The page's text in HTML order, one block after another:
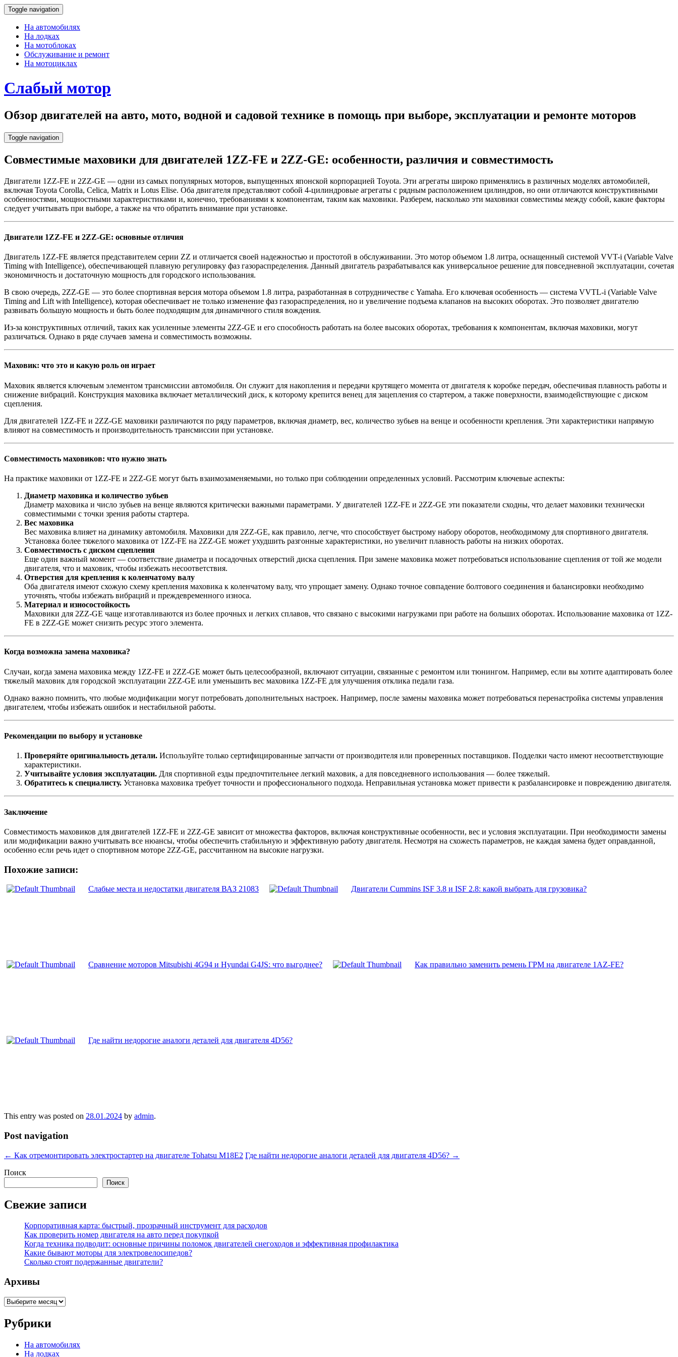
Toggle navigation
На автомобилях
На лодках
На мотоблоках
Обслуживание и ремонт
На мотоциклах
Слабый мотор
Обзор двигателей на авто, мото, водной и садовой технике в помощь при выборе, эксплуатации и ремонте моторов
Toggle navigation
Совместимые маховики для двигателей 1ZZ-FE и 2ZZ-GE: особенности, различия и совместимость
Двигатели 1ZZ-FE и 2ZZ-GE — одни из самых популярных моторов, выпущенных японской корпорацией Toyota. Эти агрегаты широко применялись в различных моделях автомобилей,
включая Toyota Corolla, Celica, Matrix и Lotus Elise. Оба двигателя представляют собой 4-цилиндровые агрегаты с рядным расположением цилиндров, но они отличаются конструктивными
особенностями, мощностными характеристиками и, конечно, требованиями к компонентам, таким как маховики. Разберем, насколько эти маховики совместимы между собой, какие факторы
следует учитывать при выборе, а также на что обратить внимание при установке.
Двигатели 1ZZ-FE и 2ZZ-GE: основные отличия
Двигатель 1ZZ-FE является представителем серии ZZ и отличается своей надежностью и простотой в обслуживании. Это мотор объемом 1.8 литра, оснащенный системой VVT-i (Variable Valve
Timing with Intelligence), обеспечивающей плавную регулировку фаз газораспределения. Данный двигатель разрабатывался как универсальное решение для повседневной эксплуатации, сочетая
экономичность и достаточную мощность для городского использования.
В свою очередь, 2ZZ-GE — это более спортивная версия мотора объемом 1.8 литра, разработанная в сотрудничестве с Yamaha. Его ключевая особенность — система VVTL-i (Variable Valve
Timing and Lift with Intelligence), которая обеспечивает не только изменение фаз газораспределения, но и увеличение подъема клапанов на высоких оборотах. Это позволяет двигателю
развивать большую мощность и быть более подходящим для динамичного стиля вождения.
Из-за конструктивных отличий, таких как усиленные элементы 2ZZ-GE и его способность работать на более высоких оборотах, требования к компонентам, включая маховики, могут
различаться. Однако в ряде случаев замена и совместимость возможны.
Маховик: что это и какую роль он играет
Маховик является ключевым элементом трансмиссии автомобиля. Он служит для накопления и передачи крутящего момента от двигателя к коробке передач, обеспечивая плавность работы и
снижение вибраций. Конструкция маховика включает металлический диск, к которому крепится венец для зацепления со стартером, а также поверхности, взаимодействующие с диском
сцепления.
Для двигателей 1ZZ-FE и 2ZZ-GE маховики различаются по ряду параметров, включая диаметр, вес, количество зубьев на венце и особенности крепления. Эти характеристики напрямую
влияют на совместимость и производительность трансмиссии при установке.
Совместимость маховиков: что нужно знать
На практике маховики от 1ZZ-FE и 2ZZ-GE могут быть взаимозаменяемыми, но только при соблюдении определенных условий. Рассмотрим ключевые аспекты:
Диаметр маховика и количество зубьев
Диаметр маховика и число зубьев на венце являются критически важными параметрами. У двигателей 1ZZ-FE и 2ZZ-GE эти показатели сходны, что делает маховики технически
совместимыми с точки зрения работы стартера.
Вес маховика
Вес маховика влияет на динамику автомобиля. Маховики для 2ZZ-GE, как правило, легче, что способствует быстрому набору оборотов, необходимому для спортивного двигателя.
Установка более тяжелого маховика от 1ZZ-FE на 2ZZ-GE может ухудшить разгонные характеристики, но увеличит плавность работы на низких оборотах.
Совместимость с диском сцепления
Еще один важный момент — соответствие диаметра и посадочных отверстий диска сцепления. При замене маховика может потребоваться использование сцепления от той же модели
двигателя, что и маховик, чтобы избежать несоответствия.
Отверстия для крепления к коленчатому валу
Оба двигателя имеют схожую схему крепления маховика к коленчатому валу, что упрощает замену. Однако точное совпадение болтового соединения и балансировки необходимо
уточнять, чтобы избежать вибраций и преждевременного износа.
Материал и износостойкость
Маховики для 2ZZ-GE чаще изготавливаются из более прочных и легких сплавов, что связано с высокими нагрузками при работе на больших оборотах. Использование маховика от 1ZZ-
FE в 2ZZ-GE может снизить ресурс этого элемента.
Когда возможна замена маховика?
Случаи, когда замена маховика между 1ZZ-FE и 2ZZ-GE может быть целесообразной, включают ситуации, связанные с ремонтом или тюнингом. Например, если вы хотите адаптировать более
тяжелый маховик для городской эксплуатации 2ZZ-GE или уменьшить вес маховика 1ZZ-FE для улучшения отклика педали газа.
Однако важно помнить, что любые модификации могут потребовать дополнительных настроек. Например, после замены маховика может потребоваться перенастройка системы управления
двигателем, чтобы избежать ошибок и нестабильной работы.
Рекомендации по выбору и установке
Проверяйте оригинальность детали. Используйте только сертифицированные запчасти от производителя или проверенных поставщиков. Подделки часто имеют несоответствующие
характеристики.
Учитывайте условия эксплуатации. Для спортивной езды предпочтительнее легкий маховик, а для повседневного использования — более тяжелый.
Обратитесь к специалисту. Установка маховика требует точности и профессионального подхода. Неправильная установка может привести к разбалансировке и повреждению двигателя.
Заключение
Совместимость маховиков для двигателей 1ZZ-FE и 2ZZ-GE зависит от множества факторов, включая конструктивные особенности, вес и условия эксплуатации. При необходимости замены
или модификации важно учитывать все нюансы, чтобы обеспечить стабильную и эффективную работу двигателя. Несмотря на схожесть параметров, не каждая замена будет оправданной,
особенно если речь идет о спортивном моторе 2ZZ-GE, рассчитанном на высокие нагрузки.
Похожие записи:
Слабые места и недостатки двигателя ВАЗ 21083 Двигатели Cummins ISF 3.8 и ISF 2.8: какой выбрать для грузовика?
Сравнение моторов Mitsubishi 4G94 и Hyundai G4JS: что выгоднее? Как правильно заменить ремень ГРМ на двигателе 1AZ-FE?
Где найти недорогие аналоги деталей для двигателя 4D56?
This entry was posted on 28.01.2024 by admin.
Post navigation
← Как отремонтировать электростартер на двигателе Tohatsu M18E2 Где найти недорогие аналоги деталей для двигателя 4D56? →
Поиск
Поиск
Свежие записи
Корпоративная карта: быстрый, прозрачный инструмент для расходов
Как проверить номер двигателя на авто перед покупкой
Когда техника подводит: основные причины поломок двигателей снегоходов и эффективная профилактика
Какие бывают моторы для электровелосипедов?
Сколько стоят подержанные двигатели?
Архивы
Архивы
Рубрики
На автомобилях
На лодках